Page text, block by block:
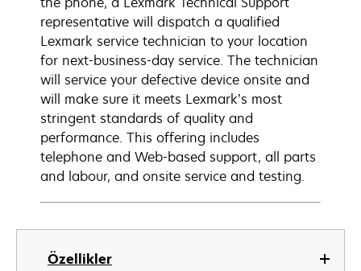
Özellikler
representative will dispatch a qualified
Lexmark service technician to your location
for next-business-day service. The technician
will service your defective device onsite and
will make sure it meets Lexmark’s most
stringent standards of quality and
performance. This offering includes
telephone and Web-based support, all parts
and labour, and onsite service and testing.